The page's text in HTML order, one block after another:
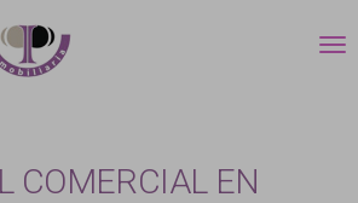
COMERCIAL EN